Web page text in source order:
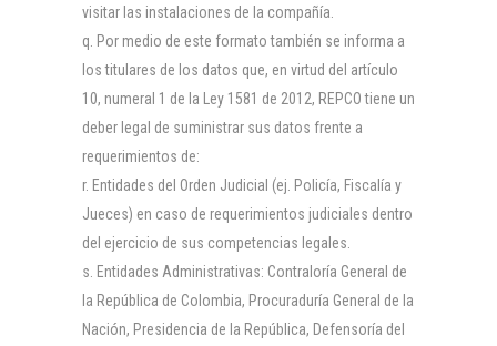
visitar las instalaciones de la compañía.
Por medio de este formato también se informa a
los titulares de los datos que, en virtud del artículo
10, numeral 1 de la Ley 1581 de 2012, REPCO tiene un
deber legal de suministrar sus datos frente a
requerimientos de:
Entidades del Orden Judicial (ej. Policía, Fiscalía y
Jueces) en caso de requerimientos judiciales dentro
del ejercicio de sus competencias legales.
Entidades Administrativas: Contraloría General de
la República de Colombia, Procuraduría General de la
Nación, Presidencia de la República, Defensoría del